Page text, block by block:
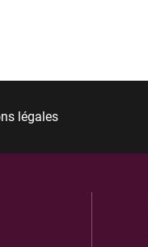
légales